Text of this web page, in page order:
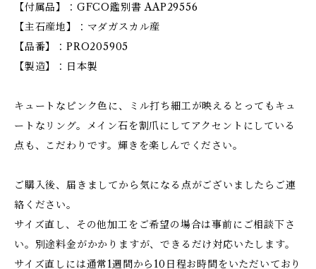
【付属品】：GFCO鑑別書 AAP29556
【主石産地】：マダガスカル産
【品番】：PRO205905
【製造】：日本製
キュートなピンク色に、ミル打ち細工が映えるとってもキュ
ートなリング。メイン石を割爪にしてアクセントにしている
点も、こだわりです。輝きを楽しんでください。
ご購入後、届きましてから気になる点がございましたらご連
絡ください。
サイズ直し、その他加工をご希望の場合は事前にご相談下さ
い。別途料金がかかりますが、できるだけ対応いたします。
サイズ直しには通常1週間から10日程お時間をいただいており